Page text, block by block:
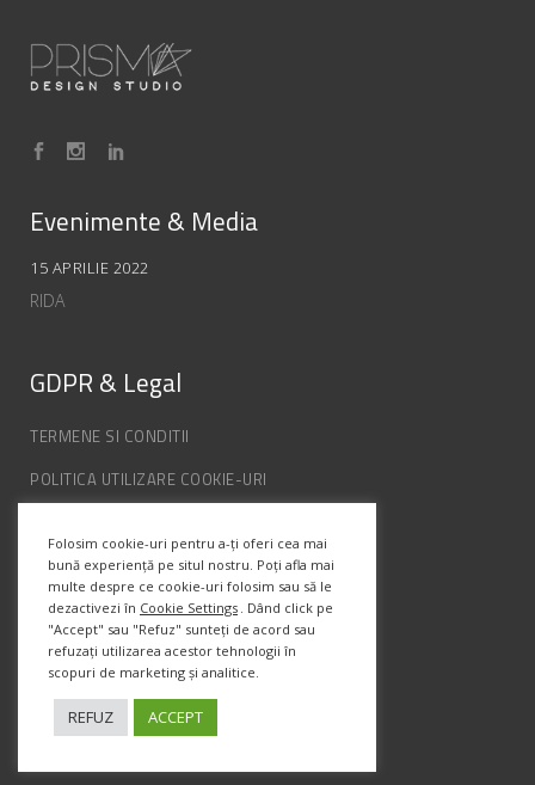
Evenimente & Media
15 APRILIE 2022
RIDA
GDPR & Legal
TERMENE SI CONDITII
POLITICA UTILIZARE COOKIE-URI
ANPC
Info Contact
Str. Semenic, Nr.1, Ap.5, Timisoara.
Telefon:(+4) 0747 066 701
Folosim cookie-uri pentru a-ți oferi cea mai
bună experiență pe situl nostru. Poți afla mai
multe despre ce cookie-uri folosim sau să le
dezactivezi în Cookie Settings . Dând click pe
"Accept" sau "Refuz" sunteți de acord sau
refuzați utilizarea acestor tehnologii în
scopuri de marketing și analitice.
REFUZ ACCEPT